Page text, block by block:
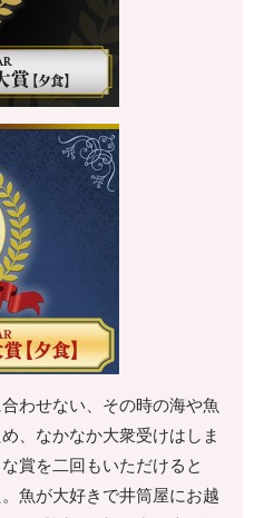
わせない、その時の海や魚
、なかなか大衆受けはしま
賞を二回もいただけると
魚が大好きで井筒屋にお越